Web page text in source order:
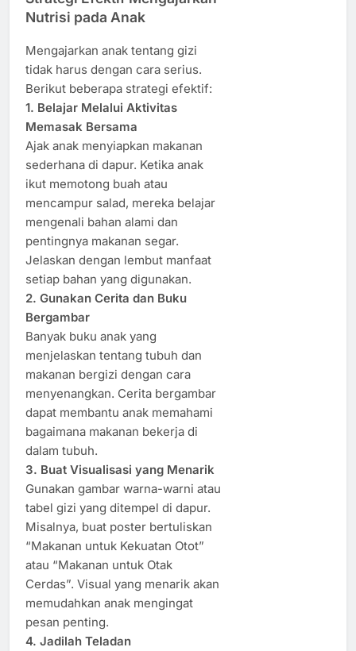
Nutrisi pada Anak
Mengajarkan anak tentang gizi
tidak harus dengan cara serius.
Berikut beberapa strategi efektif:
1. Belajar Melalui Aktivitas
Memasak Bersama
Ajak anak menyiapkan makanan
sederhana di dapur. Ketika anak
ikut memotong buah atau
mencampur salad, mereka belajar
mengenali bahan alami dan
pentingnya makanan segar.
Jelaskan dengan lembut manfaat
setiap bahan yang digunakan.
2. Gunakan Cerita dan Buku
Bergambar
Banyak buku anak yang
menjelaskan tentang tubuh dan
makanan bergizi dengan cara
menyenangkan. Cerita bergambar
dapat membantu anak memahami
bagaimana makanan bekerja di
dalam tubuh.
3. Buat Visualisasi yang Menarik
Gunakan gambar warna-warni atau
tabel gizi yang ditempel di dapur.
Misalnya, buat poster bertuliskan
“Makanan untuk Kekuatan Otot”
atau “Makanan untuk Otak
Cerdas”. Visual yang menarik akan
memudahkan anak mengingat
pesan penting.
4. Jadilah Teladan